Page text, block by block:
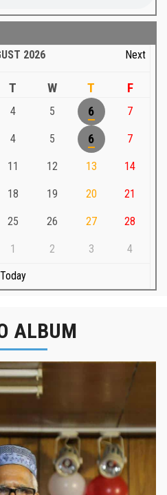
2026 Next
T W T F
4 5 6 7
4 5 6 7
11 12 13 14
18 19 20 21
25 26 27 28
1 2 3 4
Today
ALBUM